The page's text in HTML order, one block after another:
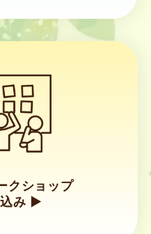
クショップ
み ▶︎